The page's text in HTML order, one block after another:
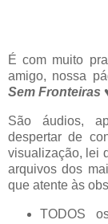
É com muito
amigo, nossa
Sem Fronteiras
São áudios,
despertar de
visualização, lei
arquivos dos
que atente às
TODOS